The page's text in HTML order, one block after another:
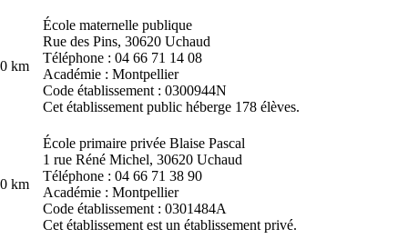
km
École maternelle publique
Rue des Pins, 30620 Uchaud
Téléphone : 04 66 71 14 08
Académie : Montpellier
Code établissement : 0300944N
Cet établissement public héberge 178 élèves.
km
École primaire privée Blaise Pascal
1 rue Réné Michel, 30620 Uchaud
Téléphone : 04 66 71 38 90
Académie : Montpellier
Code établissement : 0301484A
Cet établissement est un établissement privé.